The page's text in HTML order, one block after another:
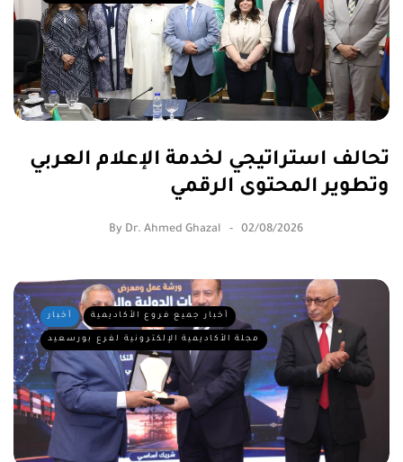
تحالف استراتيجي لخدمة الإعلام العربي
وتطوير المحتوى الرقمي
By Dr. Ahmed Ghazal 02/08/2026
أخبار أخبار جميع فروع الأكاديمية
مجلة الأكاديمية الإلكترونية لفرع بورسعيد